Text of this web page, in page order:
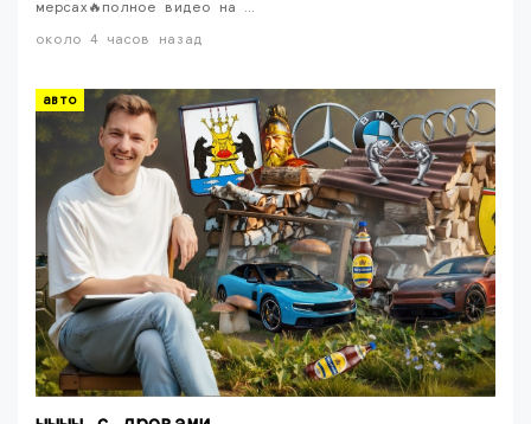
мерсах🔥полное видео на …
около 4 часов назад
авто